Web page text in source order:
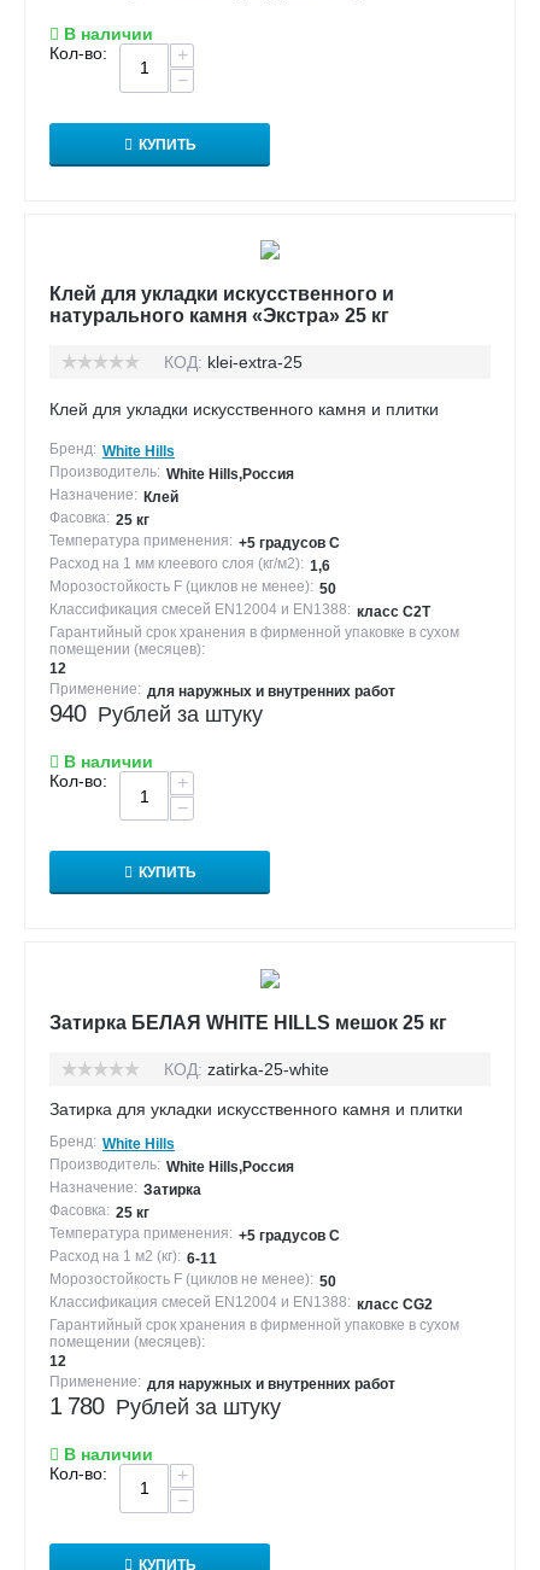
В наличии
Кол-во:
+
−
КУПИТЬ
Клей для укладки искусственного и
натурального камня «Экстра» 25 кг
КОД: klei-extra-25
Клей для укладки искусственного камня и плитки
Бренд: White Hills
Производитель: White Hills,Россия
Назначение: Клей
Фасовка: 25 кг
Температура применения: +5 градусов С
Расход на 1 мм клеевого слоя (кг/м2): 1,6
Морозостойкость F (циклов не менее): 50
Классификация смесей EN12004 и EN1388: класс С2Т
Гарантийный срок хранения в фирменной упаковке в сухом
помещении (месяцев):
12
Применение: для наружных и внутренних работ
940 Рублей за штуку
В наличии
Кол-во:
+
−
КУПИТЬ
Затирка БЕЛАЯ WHITE HILLS мешок 25 кг
КОД: zatirka-25-white
Затирка для укладки искусственного камня и плитки
Бренд: White Hills
Производитель: White Hills,Россия
Назначение: Затирка
Фасовка: 25 кг
Температура применения: +5 градусов С
Расход на 1 м2 (кг): 6-11
Морозостойкость F (циклов не менее): 50
Классификация смесей EN12004 и EN1388: класс CG2
Гарантийный срок хранения в фирменной упаковке в сухом
помещении (месяцев):
12
Применение: для наружных и внутренних работ
1 780 Рублей за штуку
В наличии
Кол-во:
+
−
КУПИТЬ